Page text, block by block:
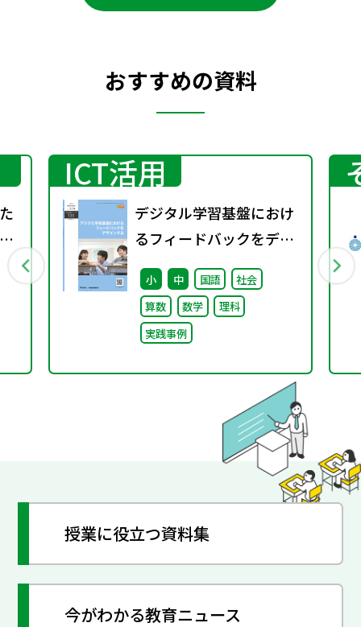
おすすめの資料
ICT活用
デジタル学習基盤におけ
るフィードバックをデザ
インする（特別課題
138）
小 中 国語
社会
算数
数学
理科
実践事例
授業に役立つ資料集
今がわかる教育ニュース